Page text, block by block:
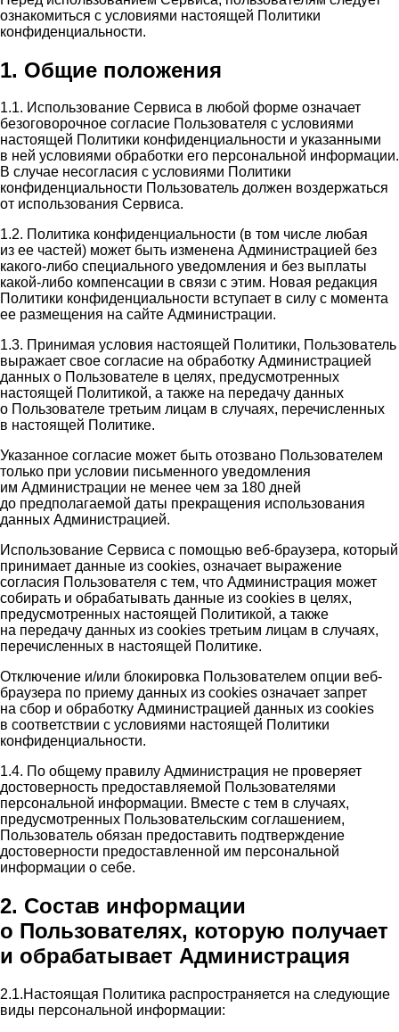
ознакомиться с условиями настоящей Политики
конфиденциальности.
1. Общие положения
1.1. Использование Сервиса в любой форме означает
безоговорочное согласие Пользователя с условиями
настоящей Политики конфиденциальности и указанными
в ней условиями обработки его персональной информации.
В случае несогласия с условиями Политики
конфиденциальности Пользователь должен воздержаться
от использования Сервиса.
1.2. Политика конфиденциальности (в том числе любая
из ее частей) может быть изменена Администрацией без
какого-либо специального уведомления и без выплаты
какой-либо компенсации в связи с этим. Новая редакция
Политики конфиденциальности вступает в силу с момента
ее размещения на сайте Администрации.
1.3. Принимая условия настоящей Политики, Пользователь
выражает свое согласие на обработку Администрацией
данных о Пользователе в целях, предусмотренных
настоящей Политикой, а также на передачу данных
о Пользователе третьим лицам в случаях, перечисленных
в настоящей Политике.
Указанное согласие может быть отозвано Пользователем
только при условии письменного уведомления
им Администрации не менее чем за 180 дней
до предполагаемой даты прекращения использования
данных Администрацией.
Использование Сервиса с помощью веб-браузера, который
принимает данные из cookies, означает выражение
согласия Пользователя с тем, что Администрация может
собирать и обрабатывать данные из cookies в целях,
предусмотренных настоящей Политикой, а также
на передачу данных из cookies третьим лицам в случаях,
перечисленных в настоящей Политике.
Отключение и/или блокировка Пользователем опции веб-
браузера по приему данных из cookies означает запрет
на сбор и обработку Администрацией данных из cookies
в соответствии с условиями настоящей Политики
конфиденциальности.
1.4. По общему правилу Администрация не проверяет
достоверность предоставляемой Пользователями
персональной информации. Вместе с тем в случаях,
предусмотренных Пользовательским соглашением,
Пользователь обязан предоставить подтверждение
достоверности предоставленной им персональной
информации о себе.
2. Состав информации
о Пользователях, которую получает
и обрабатывает Администрация
2.1.Настоящая Политика распространяется на следующие
виды персональной информации: